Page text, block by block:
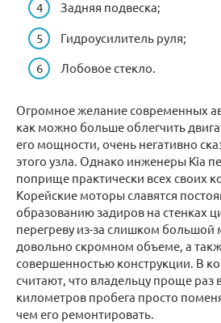
Задняя подвеска;
Гидроусилитель руля;
Лобовое стекло.
Огромное желание современных
как можно больше облегчить
его мощности, очень негативно
этого узла. Однако инженеры Kia
поприще практически всех своих
Корейские моторы славятся
образованию задиров на стенках
перегреву из-за слишком
довольно скромном объеме, а
совершенностью конструкции. В
считают, что владельцу проще раз
километров пробега просто
чем его ремонтировать.